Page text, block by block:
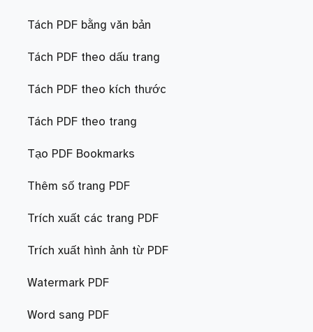
Tách PDF bằng văn bản
Tách PDF theo dấu trang
Tách PDF theo kích thước
Tách PDF theo trang
Tạo PDF Bookmarks
Thêm số trang PDF
Trích xuất các trang PDF
Trích xuất hình ảnh từ PDF
Watermark PDF
Word sang PDF